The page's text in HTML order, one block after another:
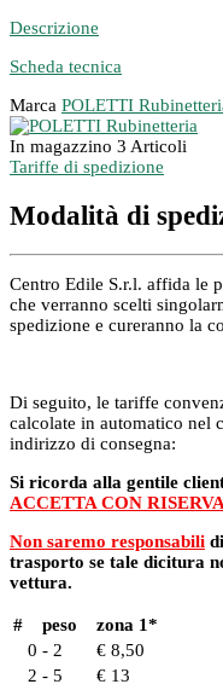
Descrizione
Scheda tecnica
Marca POLETTI
In magazzino 3 Articoli
Tariffe di spedizione
Modalità di
Centro Edile S.r.l. affida le
che verranno scelti
spedizione e cureranno la
Di seguito, le tariffe
calcolate in automatico nel
indirizzo di consegna:
Si ricorda alla gentile
ACCETTA CON RISERVA
Non saremo responsabili
trasporto se tale dicitura
vettura.
# peso
zona 1*
0 - 2
€ 8,50
2 - 5
€ 13